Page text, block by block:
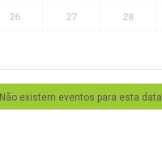
26 27 28
Não existem eventos para esta data